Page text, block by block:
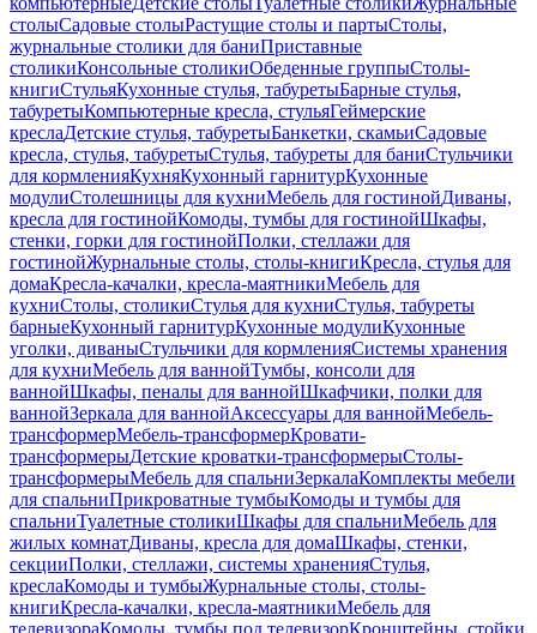
столыСадовые столыРастущие столы и партыСтолы,
журнальные столики для баниПриставные
столикиКонсольные столикиОбеденные группыСтолы-
книгиСтульяКухонные стулья, табуретыБарные стулья,
табуретыКомпьютерные кресла, стульяГеймерские
креслаДетские стулья, табуретыБанкетки, скамьиСадовые
кресла, стулья, табуретыСтулья, табуреты для баниСтульчики
для кормленияКухняКухонный гарнитурКухонные
модулиСтолешницы для кухниМебель для гостинойДиваны,
кресла для гостинойКомоды, тумбы для гостинойШкафы,
стенки, горки для гостинойПолки, стеллажи для
гостинойЖурнальные столы, столы-книгиКресла, стулья для
домаКресла-качалки, кресла-маятникиМебель для
кухниСтолы, столикиСтулья для кухниСтулья, табуреты
барныеКухонный гарнитурКухонные модулиКухонные
уголки, диваныСтульчики для кормленияСистемы хранения
для кухниМебель для ваннойТумбы, консоли для
ваннойШкафы, пеналы для ваннойШкафчики, полки для
ваннойЗеркала для ваннойАксессуары для ваннойМебель-
трансформерМебель-трансформерКровати-
трансформерыДетские кроватки-трансформерыСтолы-
трансформерыМебель для спальниЗеркалаКомплекты мебели
для спальниПрикроватные тумбыКомоды и тумбы для
спальниТуалетные столикиШкафы для спальниМебель для
жилых комнатДиваны, кресла для домаШкафы, стенки,
секцииПолки, стеллажи, системы храненияСтулья,
креслаКомоды и тумбыЖурнальные столы, столы-
книгиКресла-качалки, кресла-маятникиМебель для
телевизораКомоды, тумбы под телевизорКронштейны, стойки